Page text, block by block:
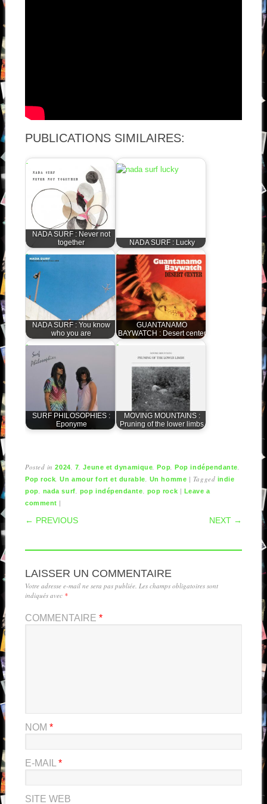
PUBLICATIONS SIMILAIRES:
NADA SURF : Never not
together
NADA SURF : Lucky
NADA SURF : You know
who you are
GUANTANAMO
BAYWATCH : Desert center
SURF PHILOSOPHIES :
Eponyme
MOVING MOUNTAINS :
Pruning of the lower limbs
Posted in2024, 7,Jeune et dynamique,Pop,Pop indépendante,
Pop rock,Un amour fort et durable, Un homme | Tagged indie
pop, nada surf, pop indépendante, pop rock | Leave a
comment |
POST NAVIGATION
← PREVIOUS NEXT →
LAISSER UN COMMENTAIRE
Votre adresse e-mail ne sera pas publiée. Les champs obligatoires sont
indiqués avec *
COMMENTAIRE *
NOM *
E-MAIL *
SITE WEB